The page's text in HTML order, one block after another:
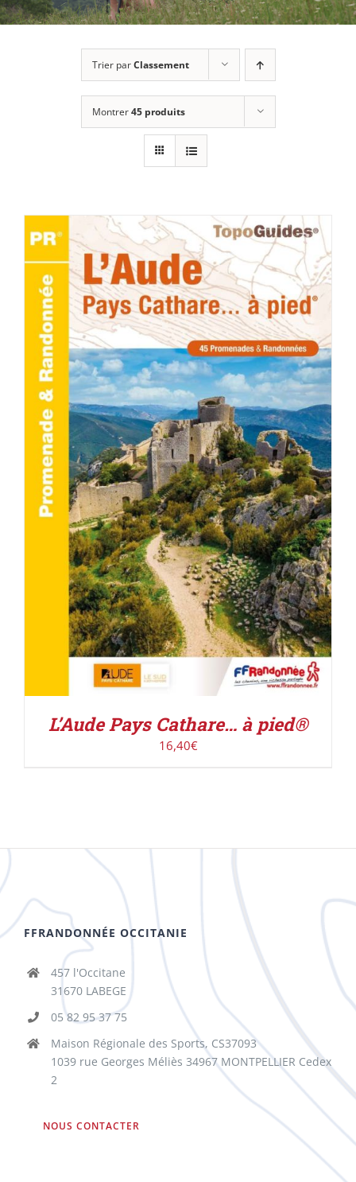
Trier parClassement
Montrer45 produits
AJOUTER AU PANIER / DÉTAILS
L’Aude Pays Cathare… à pied®
16,40€
FFRANDONNÉE OCCITANIE
457 l'Occitane
31670 LABEGE
05 82 95 37 75
Maison Régionale des Sports, CS37093
1039 rue Georges Méliès 34967 MONTPELLIER Cedex
2
NOUS CONTACTER